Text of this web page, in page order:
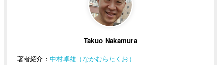
Takuo Nakamura
著者紹介：中村卓雄（なかむらたくお）